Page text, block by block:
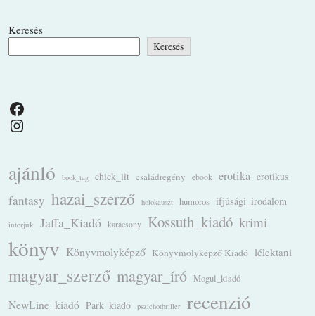
Keresés
Keresés
Facebook
Instagram
ajánló book_tag chick_lit családregény ebook erotika erotikus
fantasy hazai_szerző holokauszt humoros ifjúsági_irodalom
interjúk Jaffa_Kiadó karácsony Kossuth_kiadó krimi
könyv Könyvmolyképző Könyvmolyképző Kiadó lélektani
magyar_szerző magyar_író Mogul_kiadó
NewLine_kiadó Park_kiadó pszichothriller recenzió